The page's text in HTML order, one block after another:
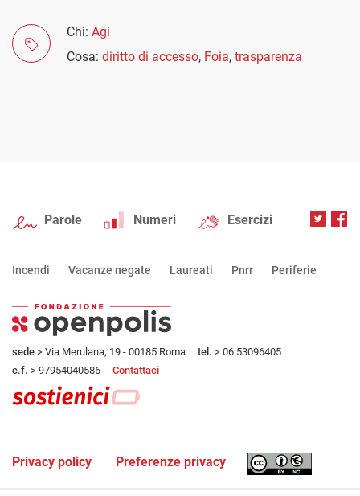
Chi: Agi
Cosa: diritto di accesso, Foia, trasparenza
Parole Numeri Esercizi
Incendi Vacanze negate Laureati Pnrr Periferie
sede > Via Merulana, 19 - 00185 Roma tel. > 06.53096405
c.f. > 97954040586 Contattaci
Privacy policy Preferenze privacy